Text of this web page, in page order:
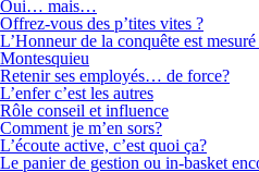
Oui… mais…
Offrez-vous des p’tites vites ?
L’Honneur de la conquête est
Montesquieu
Retenir ses employés… de force?
L’enfer c’est les autres
Rôle conseil et influence
Comment je m’en sors?
L’écoute active, c’est quoi ça?
Le panier de gestion ou in-basket